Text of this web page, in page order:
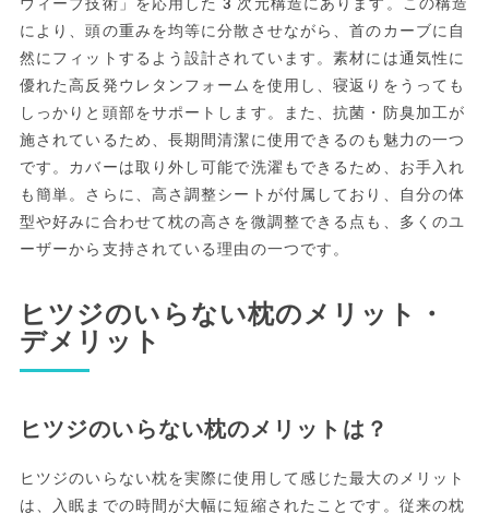
ウィーブ技術」を応用した3次元構造にあります。この構造
により、頭の重みを均等に分散させながら、首のカーブに自
然にフィットするよう設計されています。素材には通気性に
優れた高反発ウレタンフォームを使用し、寝返りをうっても
しっかりと頭部をサポートします。また、抗菌・防臭加工が
施されているため、長期間清潔に使用できるのも魅力の一つ
です。カバーは取り外し可能で洗濯もできるため、お手入れ
も簡単。さらに、高さ調整シートが付属しており、自分の体
型や好みに合わせて枕の高さを微調整できる点も、多くのユ
ーザーから支持されている理由の一つです。
ヒツジのいらない枕のメリット・
デメリット
ヒツジのいらない枕のメリットは？
ヒツジのいらない枕を実際に使用して感じた最大のメリット
は、入眠までの時間が大幅に短縮されたことです。従来の枕